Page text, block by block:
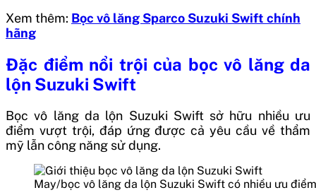
Xem thêm: Bọc vô lăng Sparco Suzuki Swift chính
hãng
Đặc điểm nổi trội của bọc vô lăng da
lộn Suzuki Swift
Bọc vô lăng da lộn Suzuki Swift sở hữu nhiều ưu
điểm vượt trội, đáp ứng được cả yêu cầu về thẩm
mỹ lẫn công năng sử dụng.
May/bọc vô lăng da lộn Suzuki Swift có nhiều ưu